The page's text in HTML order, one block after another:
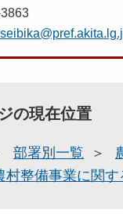
の現在位置
部署別一覧
村整備事業に関す